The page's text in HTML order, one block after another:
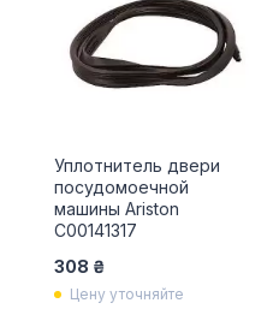
Уплотнитель двери
посудомоечной
машины Ariston
C00141317
308 ₴
Цену уточняйте